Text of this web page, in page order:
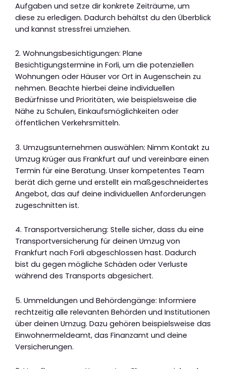
Aufgaben und setze dir konkrete Zeiträume, um
diese zu erledigen. Dadurch behältst du den Überblick
und kannst stressfrei umziehen.
2. Wohnungsbesichtigungen: Plane
Besichtigungstermine in Forli, um die potenziellen
Wohnungen oder Häuser vor Ort in Augenschein zu
nehmen. Beachte hierbei deine individuellen
Bedürfnisse und Prioritäten, wie beispielsweise die
Nähe zu Schulen, Einkaufsmöglichkeiten oder
öffentlichen Verkehrsmitteln.
3. Umzugsunternehmen auswählen: Nimm Kontakt zu
Umzug Krüger aus Frankfurt auf und vereinbare einen
Termin für eine Beratung. Unser kompetentes Team
berät dich gerne und erstellt ein maßgeschneidertes
Angebot, das auf deine individuellen Anforderungen
zugeschnitten ist.
4. Transportversicherung: Stelle sicher, dass du eine
Transportversicherung für deinen Umzug von
Frankfurt nach Forli abgeschlossen hast. Dadurch
bist du gegen mögliche Schäden oder Verluste
während des Transports abgesichert.
5. Ummeldungen und Behördengänge: Informiere
rechtzeitig alle relevanten Behörden und Institutionen
über deinen Umzug. Dazu gehören beispielsweise das
Einwohnermeldeamt, das Finanzamt und deine
Versicherungen.